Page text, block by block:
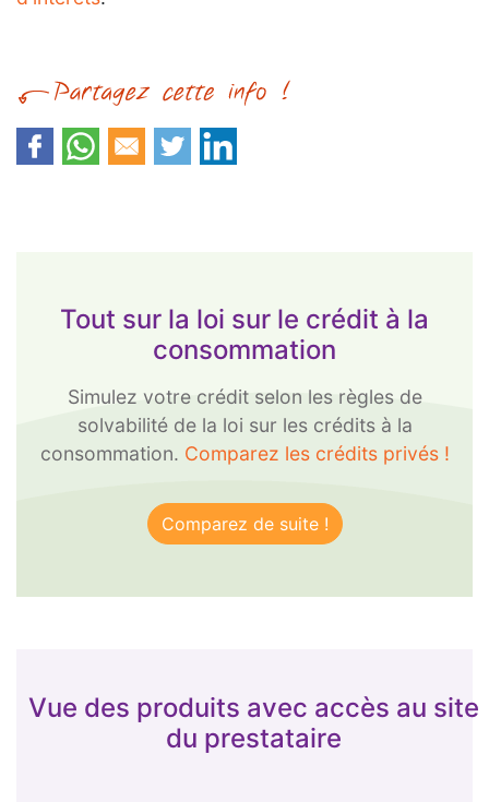
Tout sur la loi sur le crédit à la
consommation
Simulez votre crédit selon les règles de
solvabilité de la loi sur les crédits à la
consommation. Comparez les crédits privés !
Vue des produits avec accès au site
du prestataire